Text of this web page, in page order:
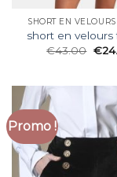
SHORT EN
short en velours
€43.00 €
Promo !